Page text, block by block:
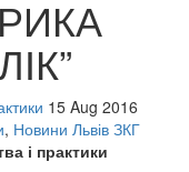
15 Aug 2016
, Новини Львів ЗКГ
і практики